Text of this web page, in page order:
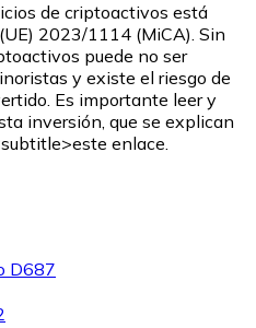
de criptoactivos está
2023/1114 (MiCA). Sin
puede no ser
y existe el riesgo de
Es importante leer y
inversión, que se explican
enlace.
D687